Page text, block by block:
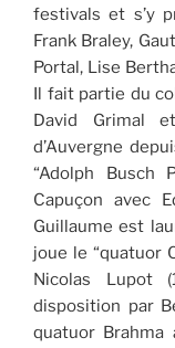
festivals et s’y
Frank Braley,
Portal, Lise
Il fait partie du
David Grimal
d’Auvergne
“Adolph Busch
Capuçon avec
Guillaume est
joue le “quatuor
Nicolas Lupot
disposition par
quatuor